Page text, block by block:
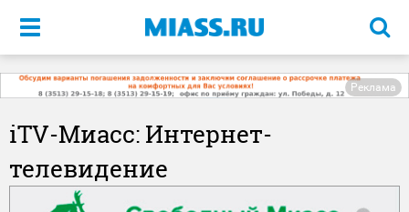
Меню
Реклама
iTV-Миасс: Интернет-
телевидение